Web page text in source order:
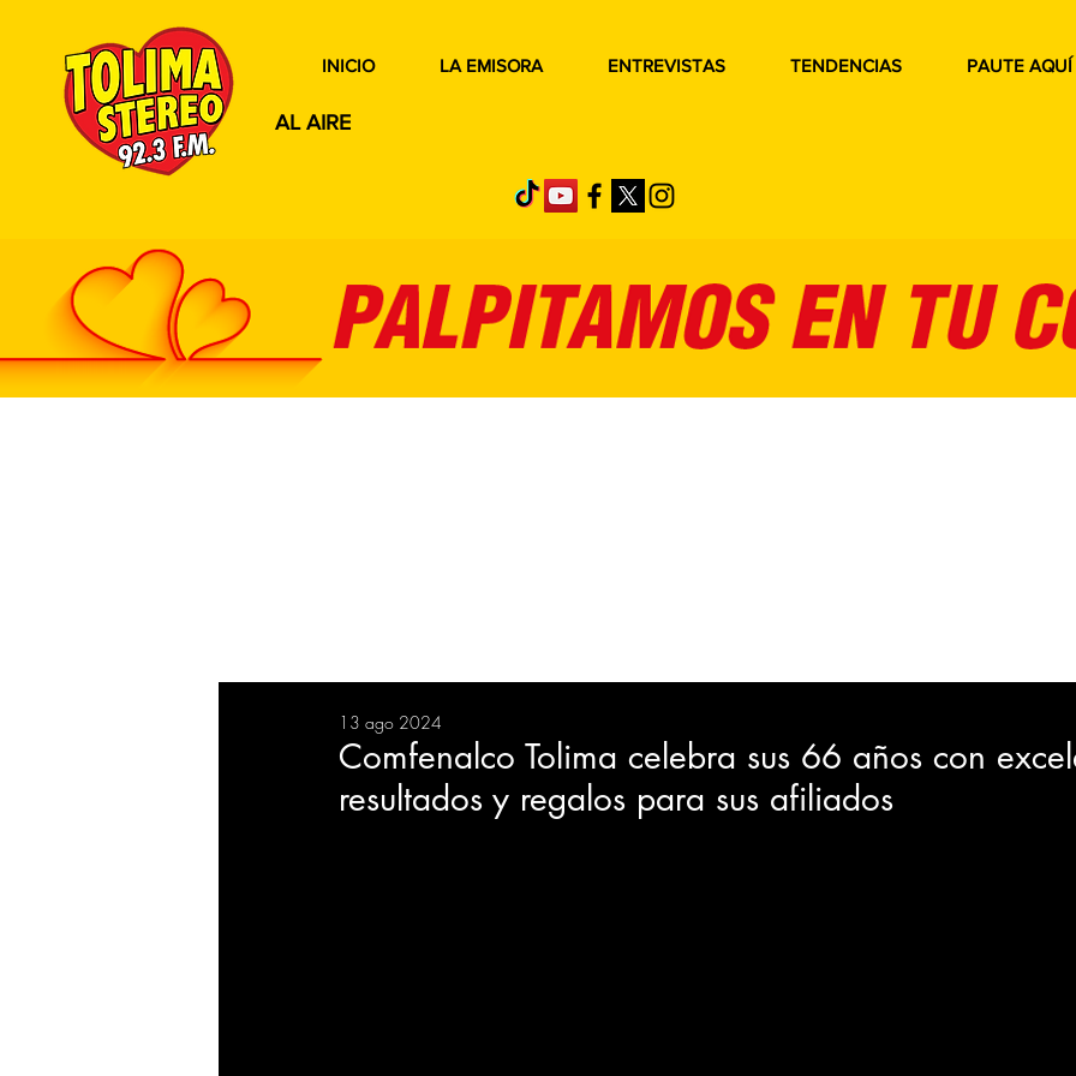
AL AIRE
INICIO LA EMISORA ENTREVISTAS TENDENCIAS PAUTE AQUÍ
BIENESTAR EVENTOS
TECNOLOGIA INTERNACIONAL
Comfenalco Tolima celebra sus 66 años con
resultados y regalos para sus afiliados
13 ago 2024